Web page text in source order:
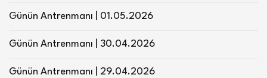
Günün Antrenmanı | 01.05.2026
Günün Antrenmanı | 30.04.2026
Günün Antrenmanı | 29.04.2026